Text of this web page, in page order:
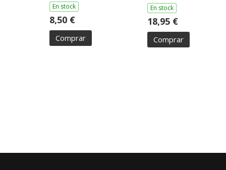
En stock
8,50 €
Comprar
En stock
18,95 €
Comprar